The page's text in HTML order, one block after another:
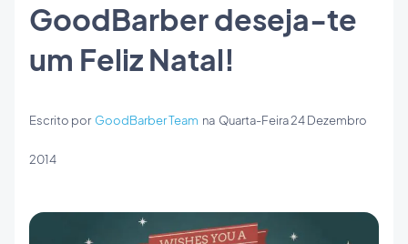
GoodBarber deseja-te
um Feliz Natal!
Escrito por GoodBarber Team na Quarta-Feira 24 Dezembro
2014